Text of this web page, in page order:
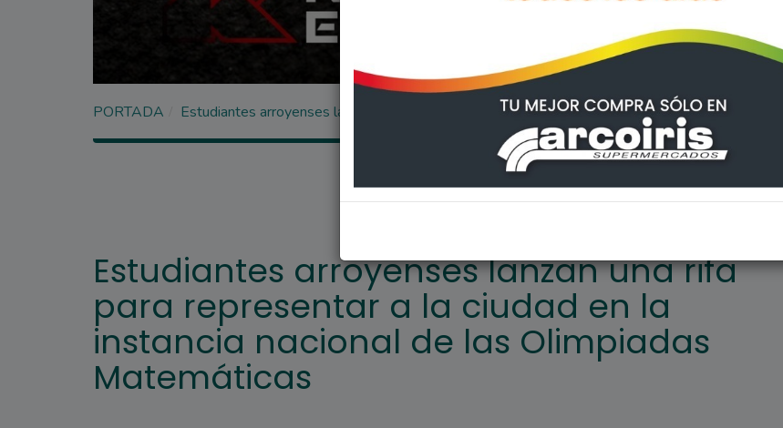
PORTADA Estudiantes arroyenses lanzan una rifa para representar a la ciudad en la instancia nacional de
ARROYO SECO
Estudiantes arroyenses lanzan una rifa
para representar a la ciudad en la
instancia nacional de las Olimpiadas
Matemáticas